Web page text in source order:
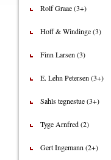
Rolf Graae (3+)
Hoff & Windinge (3)
Finn Larsen (3)
E. Lehn Petersen (3+)
Sahls tegnestue (3+)
Tyge Arnfred (2)
Gert Ingemann (2+)